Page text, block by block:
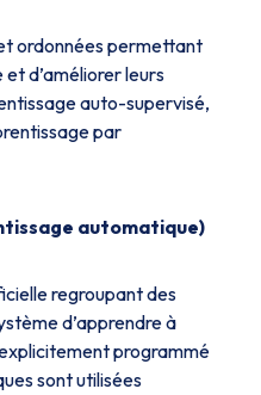
ordonnées permettant
d’améliorer leurs
auto-supervisé,
par
automatique)
regroupant des
d’apprendre à
programmé
sont utilisées